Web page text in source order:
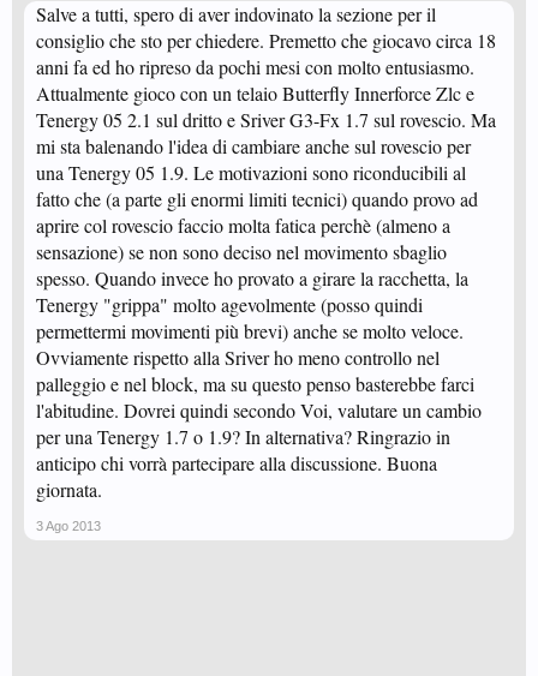
Salve a tutti, spero di aver indovinato la sezione per il
consiglio che sto per chiedere. Premetto che giocavo circa 18
anni fa ed ho ripreso da pochi mesi con molto entusiasmo.
Attualmente gioco con un telaio Butterfly Innerforce Zlc e
Tenergy 05 2.1 sul dritto e Sriver G3-Fx 1.7 sul rovescio. Ma
mi sta balenando l'idea di cambiare anche sul rovescio per
una Tenergy 05 1.9. Le motivazioni sono riconducibili al
fatto che (a parte gli enormi limiti tecnici) quando provo ad
aprire col rovescio faccio molta fatica perchè (almeno a
sensazione) se non sono deciso nel movimento sbaglio
spesso. Quando invece ho provato a girare la racchetta, la
Tenergy "grippa" molto agevolmente (posso quindi
permettermi movimenti più brevi) anche se molto veloce.
Ovviamente rispetto alla Sriver ho meno controllo nel
palleggio e nel block, ma su questo penso basterebbe farci
l'abitudine. Dovrei quindi secondo Voi, valutare un cambio
per una Tenergy 1.7 o 1.9? In alternativa? Ringrazio in
anticipo chi vorrà partecipare alla discussione. Buona
giornata.
3 Ago 2013